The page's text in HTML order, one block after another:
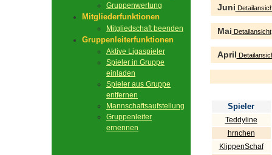
Gruppenwertung
Mitgliederfunktionen
Mitgliedschaft beenden
Gruppenleiterfunktionen
Aktive Ligaspieler
Spieler in Gruppe
einladen
Spieler aus Gruppe
entfernen
Mannschaftsaufstellung
Gruppenleiter
ernennen
Juni
Mai Detailansicht
April
Spieler
Teddyline
hrnchen
KlippenSchaf